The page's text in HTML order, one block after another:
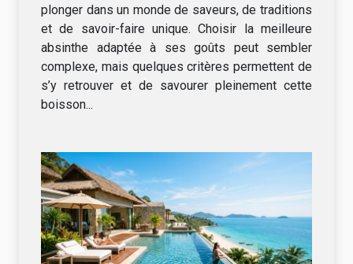
plonger dans un monde de saveurs, de traditions
et de savoir-faire unique. Choisir la meilleure
absinthe adaptée à ses goûts peut sembler
complexe, mais quelques critères permettent de
s’y retrouver et de savourer pleinement cette
boisson...